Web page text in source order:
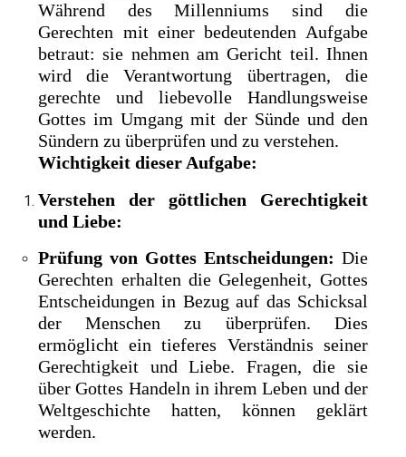
Während des Millenniums sind die
Gerechten mit einer bedeutenden Aufgabe
betraut: sie nehmen am Gericht teil. Ihnen
wird die Verantwortung übertragen, die
gerechte und liebevolle Handlungsweise
Gottes im Umgang mit der Sünde und den
Sündern zu überprüfen und zu verstehen.
Wichtigkeit dieser Aufgabe:
Verstehen der göttlichen Gerechtigkeit
und Liebe:
Prüfung von Gottes Entscheidungen: Die
Gerechten erhalten die Gelegenheit, Gottes
Entscheidungen in Bezug auf das Schicksal
der Menschen zu überprüfen. Dies
ermöglicht ein tieferes Verständnis seiner
Gerechtigkeit und Liebe. Fragen, die sie
über Gottes Handeln in ihrem Leben und der
Weltgeschichte hatten, können geklärt
werden.